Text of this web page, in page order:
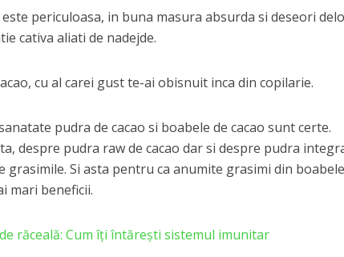
periculoasa, in buna masura absurda si deseori
cativa aliati de nadejde.
cu al carei gust te-ai obisnuit inca din copilarie.
pudra de cacao si boabele de cacao sunt certe.
despre pudra raw de cacao dar si despre pudra
grasimile. Si asta pentru ca anumite grasimi din
mari beneficii.
răceală: Cum îţi întăreşti sistemul imunitar